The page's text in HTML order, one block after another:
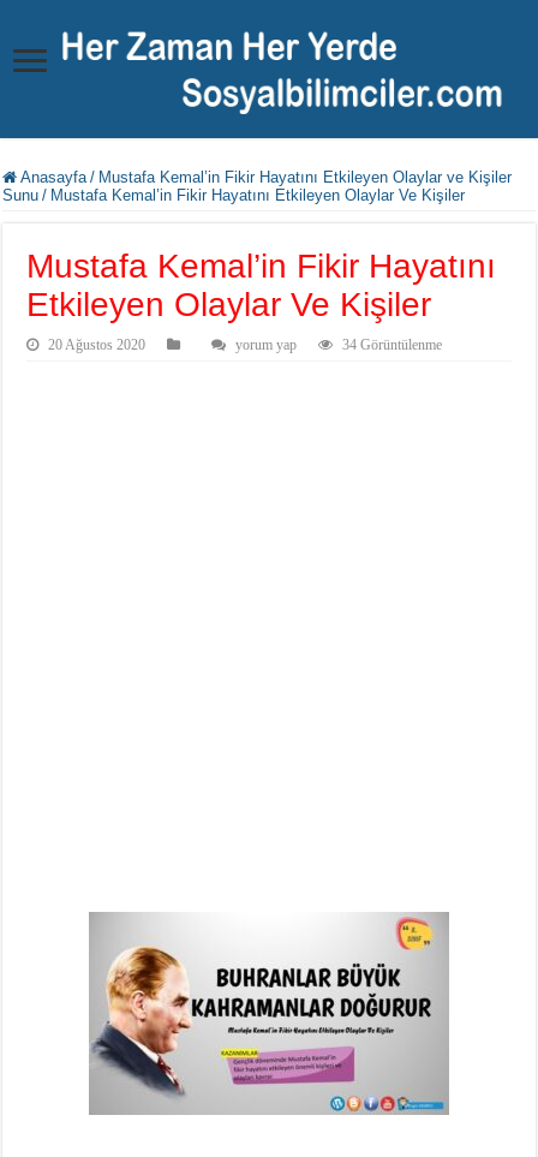
Anasayfa / Mustafa Kemal’in Fikir Hayatını Etkileyen Olaylar ve Kişiler
Sunu / Mustafa Kemal’in Fikir Hayatını Etkileyen Olaylar Ve Kişiler
Mustafa Kemal’in Fikir Hayatını
Etkileyen Olaylar Ve Kişiler
20 Ağustos 2020 yorum yap 34 Görüntülenme